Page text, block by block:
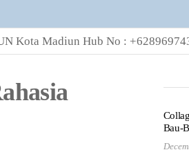
Kota Madiun Hub No :
Bau-